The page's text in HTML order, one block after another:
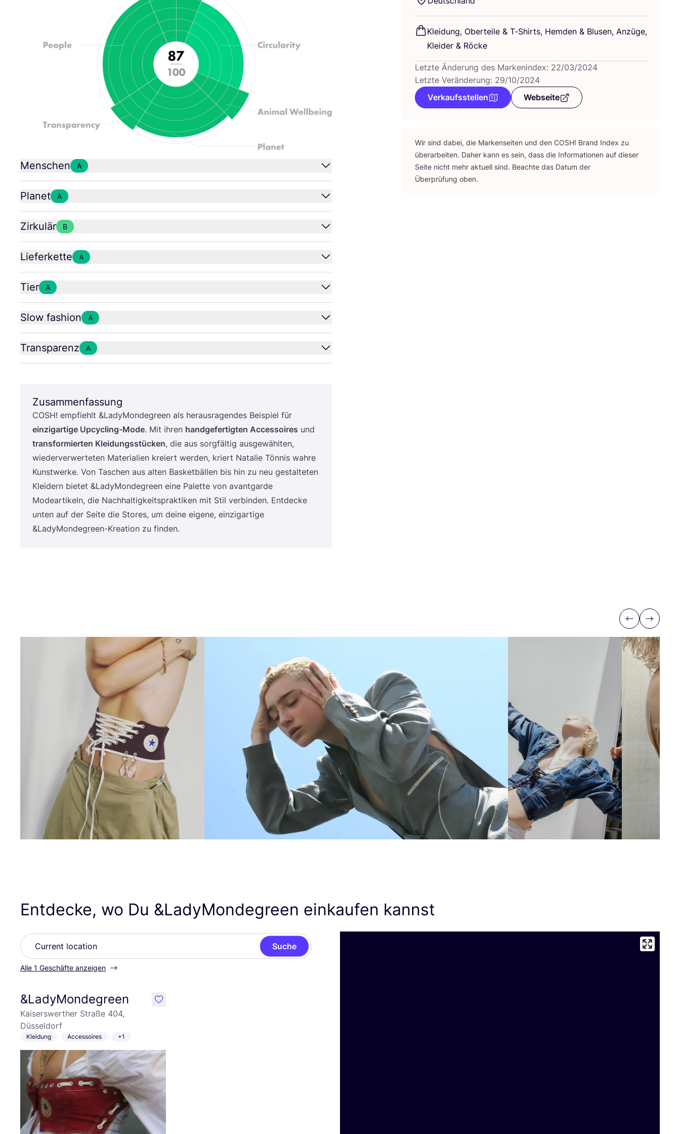
Menschen A
Planet A
Zirkulär B
Lieferkette A
Tier A
Slow fashion A
Transparenz A
Zusammenfassung
COSH! emp­fiehlt &LadyMondegreen als her­aus­ra­gen­des Bei­spiel für
ein­zig­ar­ti­ge Upcy­cling-Mode. Mit ihren hand­ge­fer­tig­ten Acces­soires und
trans­for­mier­ten Klei­dungs­stü­cken, die aus sorg­fäl­tig aus­ge­wähl­ten,
wie­der­ver­wer­te­ten Mate­ria­li­en kre­iert wer­den, kriert Nata­lie Tön­nis wah­re
Kunst­wer­ke. Von Taschen aus alten Bas­ket­bäl­len bis hin zu neu gestal­te­ten
Klei­dern bie­tet &LadyMondegreen eine Palet­te von avant­gar­de
Mode­ar­ti­keln, die Nach­hal­tig­keits­prak­ti­ken mit Stil ver­bin­den. Ent­de­cke
unten auf der Sei­te die Stores, um dei­ne eige­ne, ein­zig­ar­ti­ge
&LadyMondegreen-Kreation zu finden.
Klei­dung, Ober­tei­le & T‑Shirts, Hem­den & Blu­sen, Anzü­ge,
Klei­der & Röcke
Letzte Änderung des Markenindex: 22/03/2024
Letzte Veränderung: 29/10/2024
Verkaufsstellen
Webseite
Wir sind dabei, die Mar­ken­sei­ten und den COSH! Brand Index zu
über­ar­bei­ten. Daher kann es sein, dass die Infor­ma­tio­nen auf die­ser
Sei­te nicht mehr aktu­ell sind. Beach­te das Datum der
Über­prü­fung oben.
Previous
Next
Entdecke, wo Du &LadyMondegreen einkaufen kannst
Suche
Alle 1 Geschäfte anzeigen
&LadyMondegreen
Kaiserswerther Straße 404,
Düsseldorf
Kleidung Accessoires +1
like